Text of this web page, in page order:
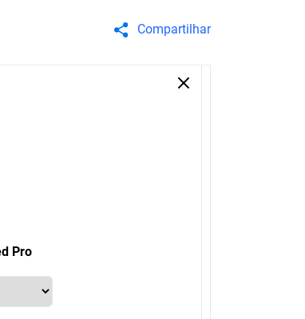
Compartilhar
Pro